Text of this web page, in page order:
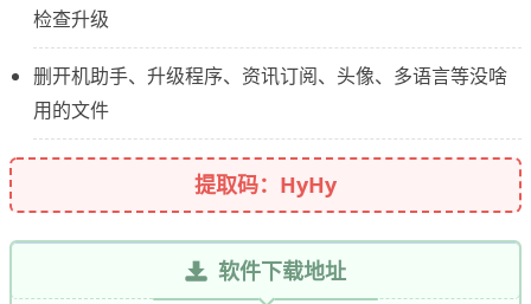
检查升级
删开机助手、升级程序、资讯订阅、头像、多语言等没啥
用的文件
提取码：HyHy
软件下载地址